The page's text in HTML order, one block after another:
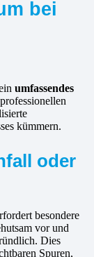
bei
umfassendes
kümmern.
oder
besondere
vor und
Dies
Spuren,